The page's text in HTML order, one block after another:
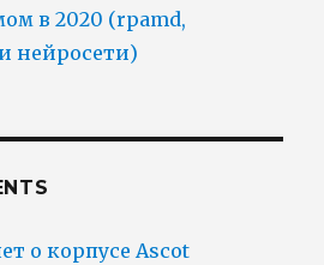
в 2020 (rpamd,
нейросети)
о корпусе Ascot